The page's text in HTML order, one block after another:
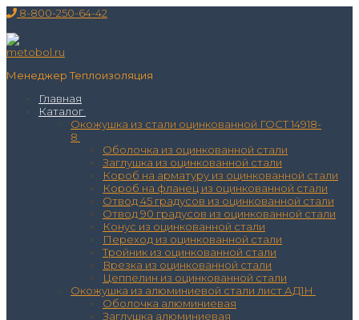
Перейти
содержимому
Меню
Закрыть
8-800-250-64-42
Менеджер Теплоизоляция
Главная
Каталог
Окожушка из стали оцинкованной ГОСТ 14918-
8
Оболочка из оцинкованной стали
Заглушка из оцинкованной стали
Короб на арматуру из оцинкованной стали
Короб на фланец из оцинкованной стали
Отвод 45 градусов из оцинкованной стали
Отвод 90 градусов из оцинкованной стали
Конус из оцинкованной стали
Переход из оцинкованной стали
Тройник из оцинкованной стали
Врезка из оцинкованной стали
Цеппелин из оцинкованной стали
Окожушка из алюминиевой стали лист АД1Н
Оболочка алюминиевая
Заглушка алюминиевая